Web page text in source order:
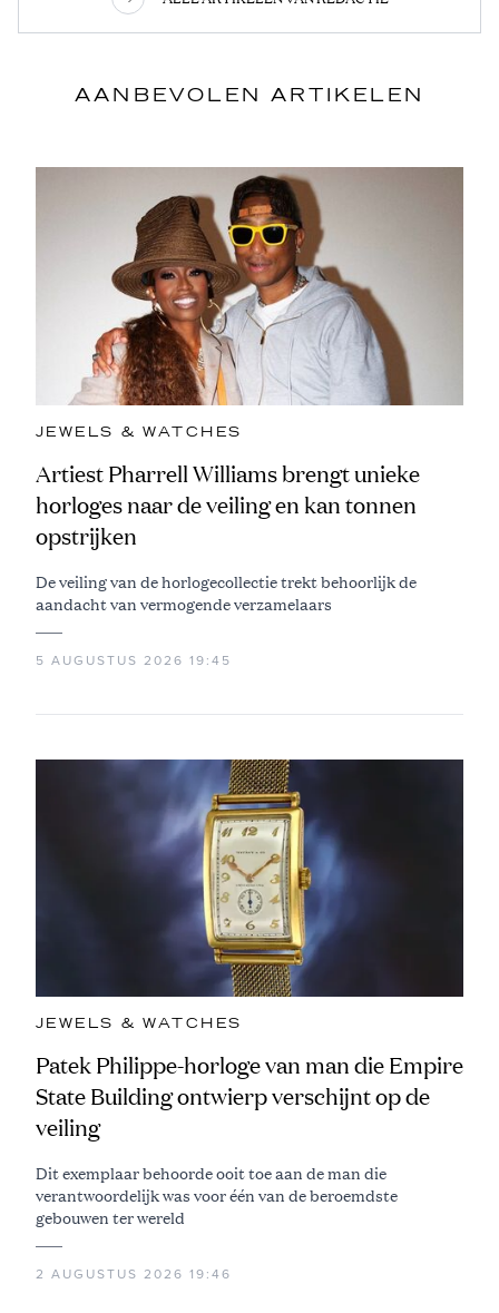
AANBEVOLEN ARTIKELEN
JEWELS & WATCHES
Artiest Pharrell Williams brengt unieke
horloges naar de veiling en kan tonnen
opstrijken
De veiling van de horlogecollectie trekt behoorlijk de
aandacht van vermogende verzamelaars
5 AUGUSTUS 2026 19:45
JEWELS & WATCHES
Patek Philippe-horloge van man die Empire
State Building ontwierp verschijnt op de
veiling
Dit exemplaar behoorde ooit toe aan de man die
verantwoordelijk was voor één van de beroemdste
gebouwen ter wereld
2 AUGUSTUS 2026 19:46